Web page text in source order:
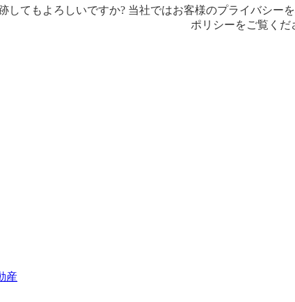
産
してもよろしいですか? 当社ではお客様のプライバシ
ポリシーをご覧くだ